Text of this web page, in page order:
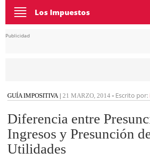
Toggle
navigation
Los Impuestos
Publicidad
GUÍA IMPOSITIVA| 21 MARZO, 2014 - Escrito por:
Diferencia entre
Ingresos y Presunción
Utilidades